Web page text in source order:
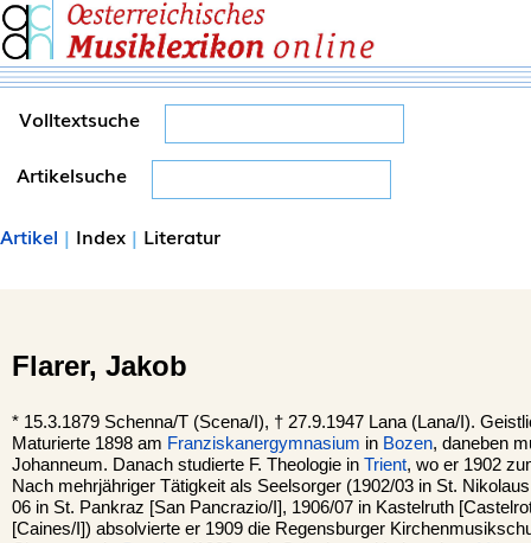
Volltextsuche
Artikelsuche
Artikel | Index | Literatur
Flarer, Jakob
* 15.3.1879 Schenna/T (Scena/I), † 27.9.1947 Lana (Lana/I).
Maturierte 1898 am Franziskanergymnasium in Bozen, daneben
Johanneum. Danach studierte F. Theologie in Trient, wo er 1902
Nach mehrjähriger Tätigkeit als Seelsorger (1902/03 in St.
06 in St. Pankraz [San Pancrazio/I], 1906/07 in Kastelruth
[Caines/I]) absolvierte er 1909 die Regensburger